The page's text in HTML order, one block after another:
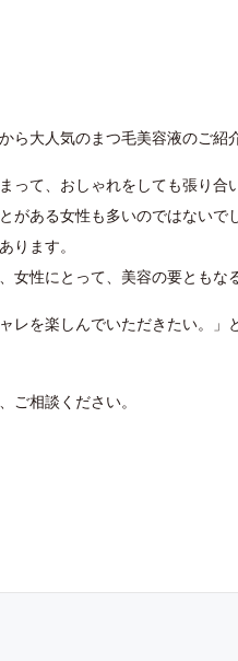
ら大人気のまつ毛美容液のご紹
って、おしゃれをしても張り合
がある女性も多いのではない
ります。
女性にとって、美容の要ともな
レを楽しんでいただきたい。
ご相談ください。